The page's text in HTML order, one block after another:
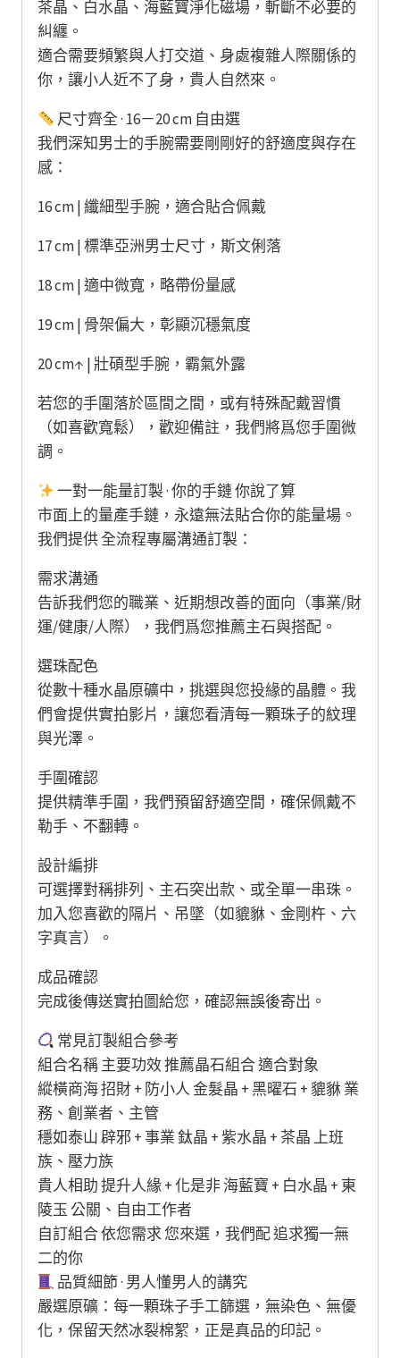
茶晶、白水晶、海藍寶淨化磁場，斬斷不必要的
糾纏。
適合需要頻繁與人打交道、身處複雜人際關係的
你，讓小人近不了身，貴人自然來。
尺寸齊全 · 16－20 cm 自由選
我們深知男士的手腕需要剛剛好的舒適度與存在
感：
16 cm | 纖細型手腕，適合貼合佩戴
17 cm | 標準亞洲男士尺寸，斯文俐落
18 cm | 適中微寬，略帶份量感
19 cm | 骨架偏大，彰顯沉穩氣度
20 cm↑ | 壯碩型手腕，霸氣外露
若您的手圍落於區間之間，或有特殊配戴習慣
（如喜歡寬鬆），歡迎備註，我們將爲您手圍微
調。
一對一能量訂製 · 你的手鏈 你說了算
市面上的量產手鏈，永遠無法貼合你的能量場。
我們提供 全流程專屬溝通訂製：
需求溝通
告訴我們您的職業、近期想改善的面向（事業/財
運/健康/人際），我們爲您推薦主石與搭配。
選珠配色
從數十種水晶原礦中，挑選與您投緣的晶體。我
們會提供實拍影片，讓您看清每一顆珠子的紋理
與光澤。
手圍確認
提供精準手圍，我們預留舒適空間，確保佩戴不
勒手、不翻轉。
設計編排
可選擇對稱排列、主石突出款、或全單一串珠。
加入您喜歡的隔片、吊墜（如貔貅、金剛杵、六
字真言）。
成品確認
完成後傳送實拍圖給您，確認無誤後寄出。
常見訂製組合參考
組合名稱 主要功效 推薦晶石組合 適合對象
縱橫商海 招財 + 防小人 金髮晶 + 黑曜石 + 貔貅 業
務、創業者、主管
穩如泰山 辟邪 + 事業 鈦晶 + 紫水晶 + 茶晶 上班
族、壓力族
貴人相助 提升人緣 + 化是非 海藍寶 + 白水晶 + 東
陵玉 公關、自由工作者
自訂組合 依您需求 您來選，我們配 追求獨一無
二的你
品質細節 · 男人懂男人的講究
嚴選原礦：每一顆珠子手工篩選，無染色、無優
化，保留天然冰裂棉絮，正是真品的印記。